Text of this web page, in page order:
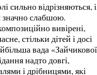
сильно відрізняються, і
значно слабшою.
вивірені,
стільки дітей і досі
вада «Зайчикової
надто довгі,
і дрібницями, які